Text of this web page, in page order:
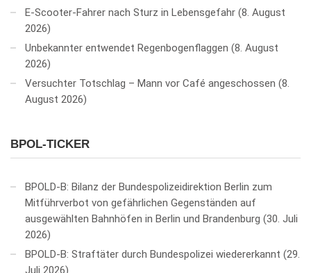
E-Scooter-Fahrer nach Sturz in Lebensgefahr 8. August
2026
Unbekannter entwendet Regenbogenflaggen 8. August
2026
Versuchter Totschlag – Mann vor Café angeschossen 8.
August 2026
BPOL-TICKER
BPOLD-B: Bilanz der Bundespolizeidirektion Berlin zum
Mitführverbot von gefährlichen Gegenständen auf
ausgewählten Bahnhöfen in Berlin und Brandenburg 30. Juli
2026
BPOLD-B: Straftäter durch Bundespolizei wiedererkannt
29.
Juli 2026